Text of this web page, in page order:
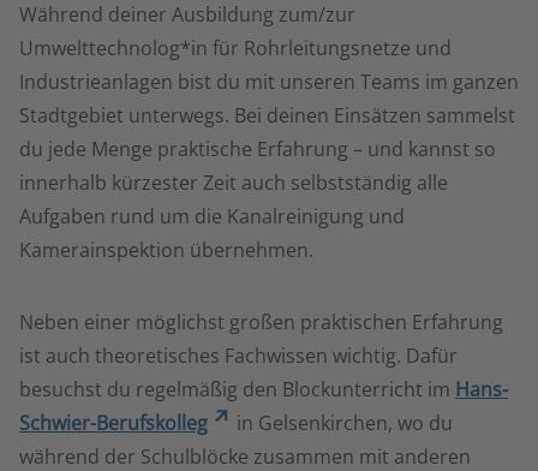
Während deiner Ausbildung zum/zur
Umwelttechnolog*in für Rohrleitungsnetze und
Industrieanlagen bist du mit unseren Teams im ganzen
Stadtgebiet unterwegs. Bei deinen Einsätzen sammelst
du jede Menge praktische Erfahrung – und kannst so
innerhalb kürzester Zeit auch selbstständig alle
Aufgaben rund um die Kanalreinigung und
Kamerainspektion übernehmen.
Neben einer möglichst großen praktischen Erfahrung
ist auch theoretisches Fachwissen wichtig. Dafür
besuchst du regelmäßig den Blockunterricht im Hans-
Schwier-Berufskolleg
in Gelsenkirchen, wo du
während der Schulblöcke zusammen mit anderen